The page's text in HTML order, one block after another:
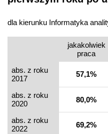
dla kierunku Informatyka
jakakolwiek
praca
abs. z roku
2017
57,1%
abs. z roku
2020
80,0%
abs. z roku
2022
69,2%